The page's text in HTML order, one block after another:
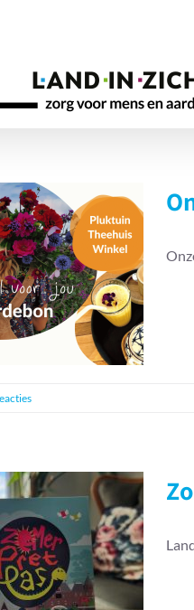
een
bij Land